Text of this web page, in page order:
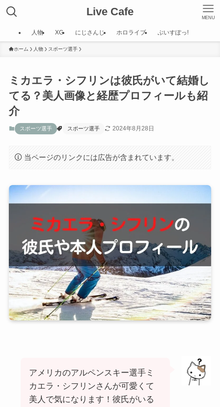
Live Cafe MENU
人物 XG にじさんじ ホロライブ ぶいすぽっ!
ホーム 人物 スポーツ選手
ミカエラ・シフリンは彼氏がいて結婚し
てる？美人画像と経歴プロフィールも紹
介
スポーツ選手 スポーツ選手 2024年8月28日
当ページのリンクには広告が含まれています。
アメリカのアルペンスキー選手ミ
カエラ・シフリンさんが可愛くて
美人で気になります！彼氏がいる